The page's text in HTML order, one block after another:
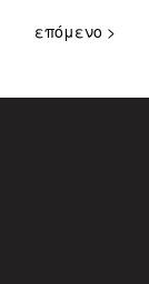
επόμενο >